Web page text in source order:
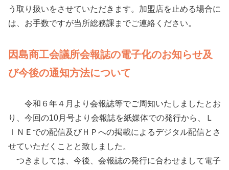
う取り扱いをさせていただきます。加盟店を止める場合に
は、お手数ですが当所総務課までご連絡ください。
因島商工会議所会報誌の電子化のお知らせ及
び今後の通知方法について
令和６年４月より会報誌等でご周知いたしましたとお
り、今回の10月号より会報誌を紙媒体での発行から、Ｌ
ＩＮＥでの配信及びＨＰへの掲載によるデジタル配信とさ
せていただくことと致しました。
つきましては、今後、会報誌の発行に合わせまして電子